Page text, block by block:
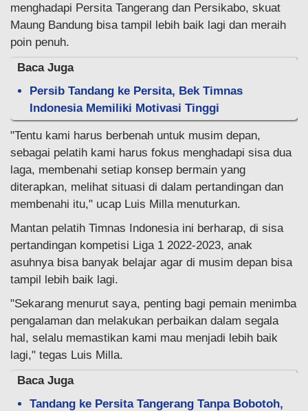
menghadapi Persita Tangerang dan Persikabo, skuat
Maung Bandung bisa tampil lebih baik lagi dan meraih
poin penuh.
Baca Juga
Persib Tandang ke Persita, Bek Timnas
Indonesia Memiliki Motivasi Tinggi
"Tentu kami harus berbenah untuk musim depan,
sebagai pelatih kami harus fokus menghadapi sisa dua
laga, membenahi setiap konsep bermain yang
diterapkan, melihat situasi di dalam pertandingan dan
membenahi itu," ucap Luis Milla menuturkan.
Mantan pelatih Timnas Indonesia ini berharap, di sisa
pertandingan kompetisi Liga 1 2022-2023, anak
asuhnya bisa banyak belajar agar di musim depan bisa
tampil lebih baik lagi.
"Sekarang menurut saya, penting bagi pemain menimba
pengalaman dan melakukan perbaikan dalam segala
hal, selalu memastikan kami mau menjadi lebih baik
lagi," tegas Luis Milla.
Baca Juga
Tandang ke Persita Tangerang Tanpa Bobotoh,